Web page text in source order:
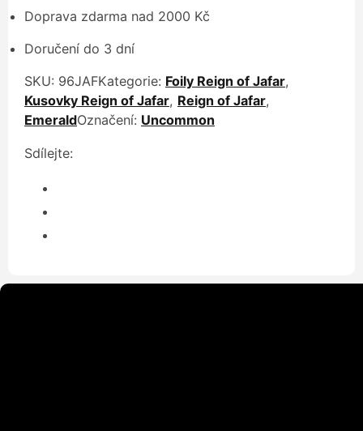
Doprava zdarma nad 2000 Kč
Doručení do 3 dní
SKU: 96JAFKategorie: Foily Reign of Jafar,
Kusovky Reign of Jafar, Reign of Jafar,
EmeraldOznačení: Uncommon
Sdílejte: